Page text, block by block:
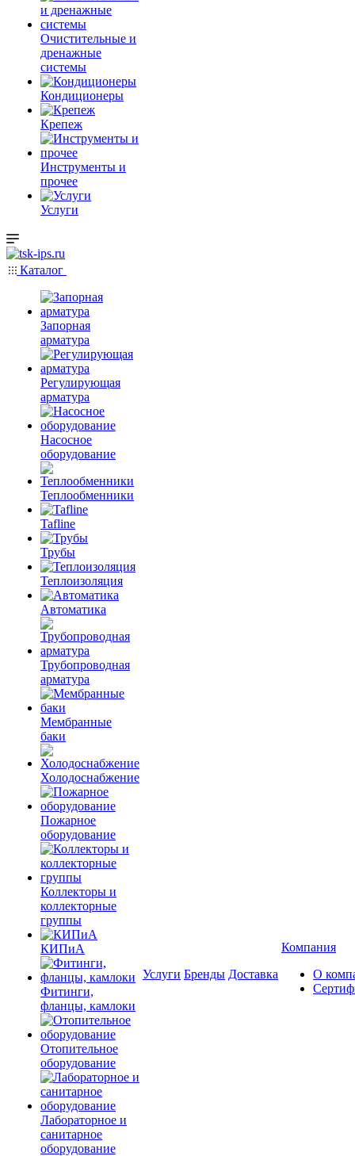
Очистительные и
дренажные
системы
Кондиционеры
Крепеж
Инструменты и
прочее
Услуги
Каталог
Запорная
арматура
Регулирующая
арматура
Насосное
оборудование
Теплообменники
Tafline
Трубы
Теплоизоляция
Автоматика
Трубопроводная
арматура
Мембранные
баки
Холодоснабжение
Пожарное
оборудование
Коллекторы и
коллекторные
группы
КИПиА
Фитинги,
фланцы, камлоки
Отопительное
оборудование
Лабораторное и
санитарное
оборудование
Услуги Бренды Доставка
Компания
О